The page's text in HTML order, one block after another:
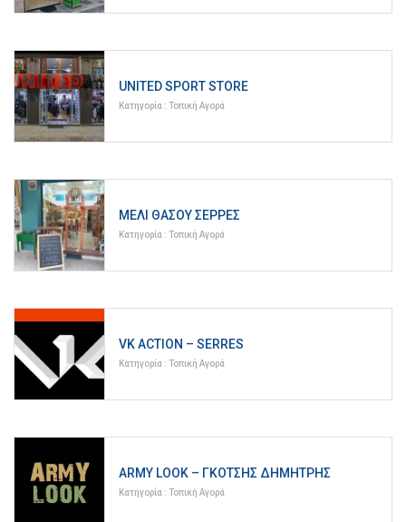
UNITED SPORT STORE
Κατηγορία : Τοπική Αγορά
ΜΈΛΙ ΘΆΣΟΥ ΣΈΡΡΕΣ
Κατηγορία : Τοπική Αγορά
VK ACTION – SERRES
Κατηγορία : Τοπική Αγορά
ARMY LOOK – ΓΚΟΤΣΗΣ ΔΗΜΗΤΡΗΣ
Κατηγορία : Τοπική Αγορά